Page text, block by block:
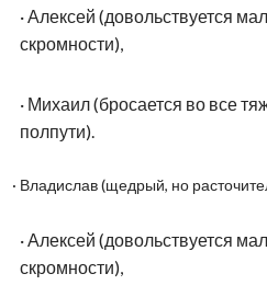
·Алексей (довольствуется
скромности),
· Михаил (бросается во все
полпути).
· Владислав (щедрый, но
·Алексей (довольствуется
скромности),